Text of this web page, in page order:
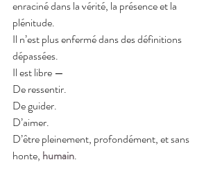
enraciné dans la vérité, la présence et la
plénitude.
Il n’est plus enfermé dans des définitions
dépassées.
Il est libre —
De ressentir.
De guider.
D’aimer.
D’être pleinement, profondément, et sans
honte, humain.